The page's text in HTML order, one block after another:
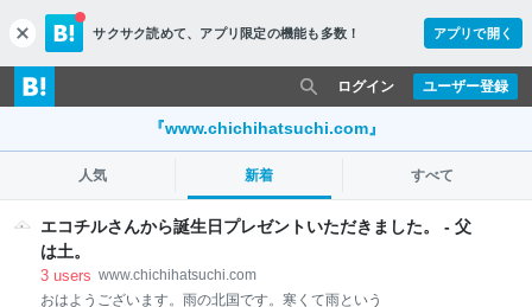
c
l
o
s
サクサク読めて、 アプリ限定の機能も多数！ アプリで開く
ユーザー登録
ログイン
『www.chichihatsuchi.com』
人気 新着 すべて
エコチルさんから誕生日プレゼントいただきました。 - 父
は土。
3 users www.chichihatsuchi.com
おはようございます。雨の北国です。寒くて雨という